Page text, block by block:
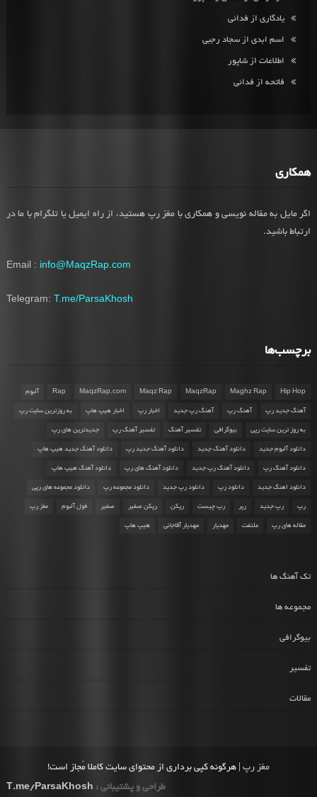
یادگاری از فدائی
اسم ابدی از سجاد رجبی
اطلاعات از شاپور
فاتحه از فدائی
همکاری
اگر مایل به مقاله نویسی و همکاری با مغز رپ هستید، از راه ایمیل یا تلگرام با ما در
ارتباط باشید.
Email : info@MaqzRap.com
Telegram: T.me/ParsaKhosh
برچسب‌ها
Hip Hop
Maghz Rap
MaqzRap
Maqz Rap
MaqzRap.com
Rap آلبوم
آهنگ جدید رپ آهنگ رپ آهنگ رپ جدید اخبار رپ اخبار هیپ هاپ به روزترین سایت رپ
به روز ترین سایت رپی بیوگرافی تفسیر آهنگ تفسیر آهنگ رپ جدیدترین های رپ
دانلود آلبوم جدید دانلود آهنگ جدید دانلود آهنگ جدید رپ دانلود آهنگ جدید هیپ هاپ
دانلود آهنگ رپ دانلود آهنگ رپ جدید دانلود آهنگ های رپ دانلود آهنگ هیپ هاپ
دانلود اهنگ جدید دانلود رپ دانلود رپ جدید دانلود مجموعه رپ دانلود مجموعه های رپی
رپ رپ جدید رپر رپ چیست رپکن رپکن صفیر صفیر فول آلبوم مغز رپ
مقاله های رپ ملتفت مهدیار مهدیار آقاجانی هیپ هاپ
تک آهنگ ها
مجموعه ها
بیوگرافی
تفسیر
مقالات
مغز رپ | هرگونه کپی برداری از محتوای سایت کاملا مُجاز است!
طراحی و پشتیبانی : T.me/ParsaKhosh